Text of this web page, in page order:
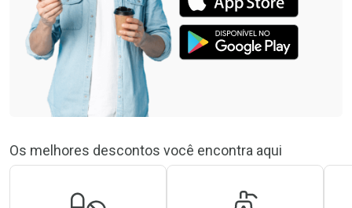
Os melhores descontos você encontra aqui